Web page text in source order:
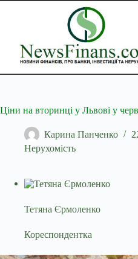
Перейти
Ціни на вторинці у Львові у
Карина Панченко
Нерухомість
Тетяна Єрмоленко
Кореспондентка